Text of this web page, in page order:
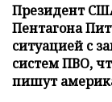
Президент
Пентагона
ситуацией с
систем ПВО,
пишут